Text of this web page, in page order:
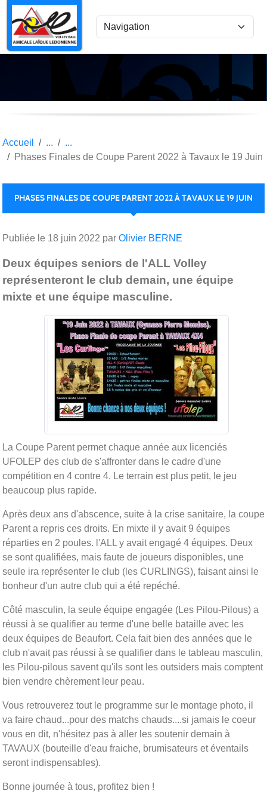
le
Accueil
Phases Finales de Coupe Parent 2022 à Tavaux le 19 Juin
PHASES FINALES DE COUPE PARENT 2022 À TAVAUX LE 19 JUIN
Publiée le 18 juin 2022 par Olivier BERNE
Deux équipes seniors de l'ALL Volley
représenteront le club demain, une équipe
mixte et une équipe masculine.
La Coupe Parent permet chaque année aux licenciés
UFOLEP des club de s'affronter dans le cadre d'une
compétition en 4 contre 4. Le terrain est plus petit, le jeu
beaucoup plus rapide.
Après deux ans d'abscence, suite à la crise sanitaire, la coupe
Parent a repris ces droits. En mixte il y avait 9 équipes
réparties en 2 poules. l'ALL y avait engagé 4 équipes. Deux
se sont qualifiées, mais faute de joueurs disponibles, une
seule ira représenter le club (les CURLINGS), faisant ainsi le
bonheur d'un autre club qui a été repéché.
Côté masculin, la seule équipe engagée (Les Pilou-Pilous) a
réussi à se qualifier au terme d'une belle bataille avec les
deux équipes de Beaufort. Cela fait bien des années que le
club n'avait pas réussi à se qualifier dans le tableau masculin,
les Pilou-pilous savent qu'ils sont les outsiders mais comptent
bien vendre chèrement leur peau.
Vous retrouverez tout le programme sur le montage photo, il
va faire chaud...pour des matchs chauds....si jamais le coeur
vous en dit, n'hésitez pas à aller les soutenir demain à
TAVAUX (bouteille d'eau fraiche, brumisateurs et éventails
seront indispensables).
Bonne journée à tous, profitez bien !
Panneau de gestion des cookies